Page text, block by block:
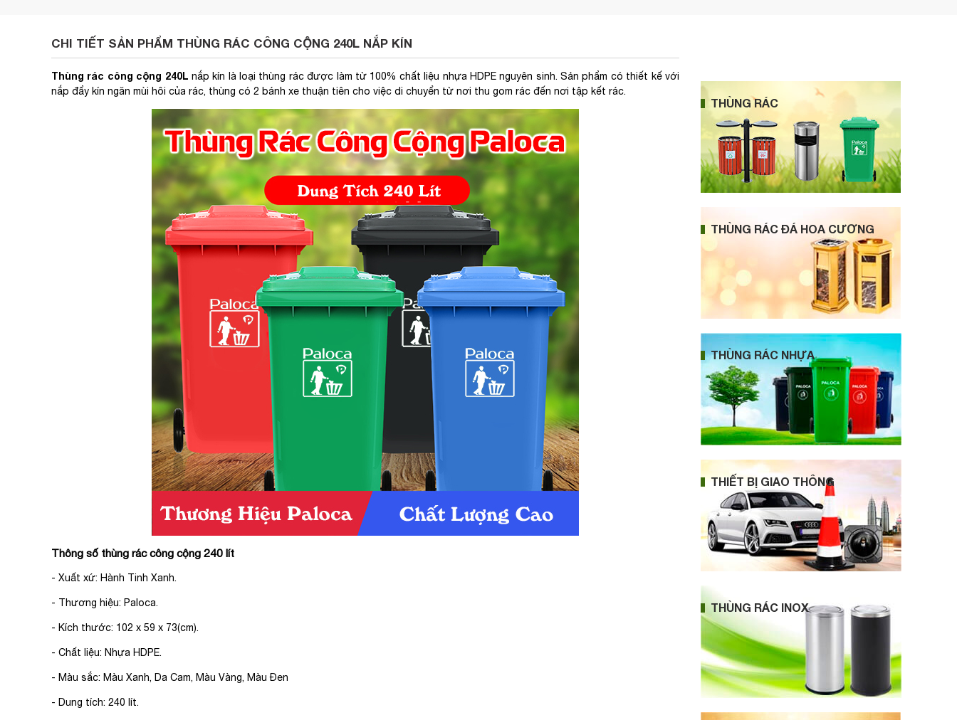
CHI TIẾT SẢN PHẨM THÙNG RÁC CÔNG CỘNG 240L NẮP KÍN
Thùng rác công cộng 240L nắp kín là loại thùng rác được làm từ 100% chất liệu nhựa HDPE nguyên sinh. Sản phẩm có thiết kế với
nắp đẩy kín ngăn mùi hôi của rác, thùng có 2 bánh xe thuận tiên cho việc di chuyển từ nơi thu gom rác đến nơi tập kết rác.
Thông số thùng rác công cộng 240 lít
- Xuất xứ: Hành Tinh Xanh.
- Thương hiệu: Paloca.
- Kích thước: 102 x 59 x 73(cm).
- Chất liệu: Nhựa HDPE.
- Màu sắc: Màu Xanh, Da Cam, Màu Vàng, Màu Đen
- Dung tích: 240 lít.
THÙNG RÁC
THÙNG RÁC ĐÁ HOA CƯƠNG
THÙNG RÁC NHỰA
THIẾT BỊ GIAO THÔNG
THÙNG RÁC INOX